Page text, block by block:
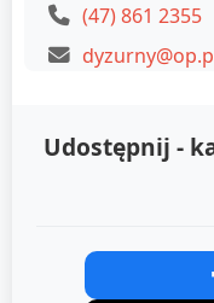
(47) 861 2355
Udostępnij -